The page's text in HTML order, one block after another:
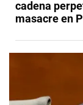
cadena
masacre en